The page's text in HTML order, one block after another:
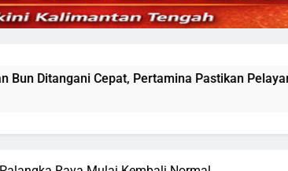
Pertamina Pastikan Pelayanan Tetap Jalan